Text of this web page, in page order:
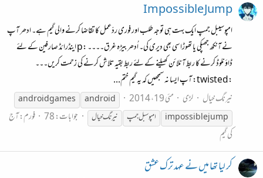
Impossible Jump
امپوسیبل جمپ ایک بہت ہی توجہ طلب اور فوری ردّعمل کا تقاضا کرنے والی گیم ہے۔ ادھر آپ
نے آنکھ جھپکی یا تھوڑا سی بھی دیری کی۔ اُدھر بیڑہ غرق۔۔۔۔ :p اینڈرائڈ صارفین کے لئے
ڈاؤنلوڈ کرنے کا ربط آنلائن کھیلنے کے لئے ربط بقیہ تلاش کرنے کی زحمت کریں۔۔۔
:twisted: آپ ایسا نہ سمجھیں کہ یہ گیم ختم...
نیرنگ خیال
لڑی مئی 19، 2014 android
androidgames
impossible jump
امپوسبل جمپ نیرنگ خیال جوابات: 78 فورم:آج
کی گیم
کر لیا تھا میں نے عہد ترک عشق